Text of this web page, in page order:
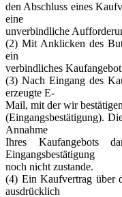
den Abschluss eines
eine
unverbindliche
(2) Mit Anklicken des
ein
verbindliches
(3) Nach Eingang des
erzeugte E-
Mail, mit der wir
(Eingangsbestätigung).
Annahme
Ihres Kaufangebots
Eingangsbestätigung
noch nicht zustande.
(4) Ein Kaufvertrag über
ausdrücklich